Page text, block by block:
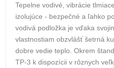
Tepelne vodivé, vibrácie
izolujúce - bezpečné a ľahko
vodivá podložka je vďaka
vlastnostiam obzvlášť šetrná
dobre vedie teplo. Okrem
TP-3 k dispozícii v rôznych